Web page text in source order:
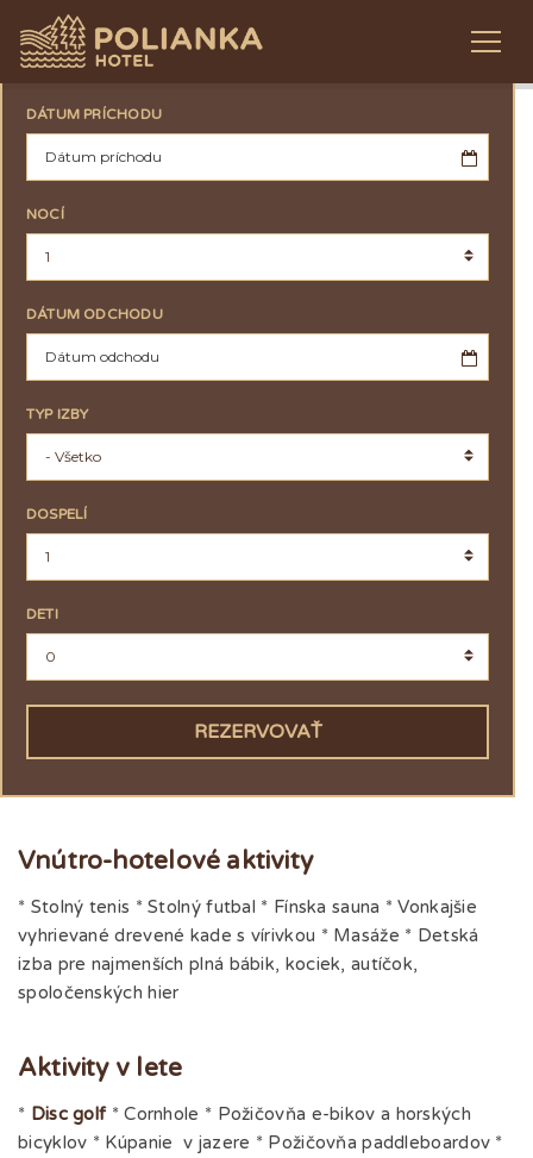
DÁTUM PRÍCHODU
NOCÍ
DÁTUM ODCHODU
TYP IZBY
DOSPELÍ
DETI
REZERVOVAŤ
Vnútro-hotelové aktivity
* Stolný tenis * Stolný futbal * Fínska sauna * Vonkajšie
vyhrievané drevené kade s vírivkou * Masáže * Detská
izba pre najmenších plná bábik, kociek, autíčok,
spoločenských hier
Aktivity v lete
* Disc golf * Cornhole * Požičovňa e-bikov a horských
bicyklov * Kúpanie v jazere * Požičovňa paddleboardov *